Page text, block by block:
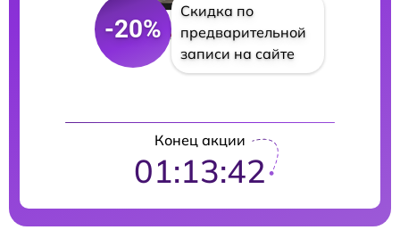
-20%
Скидка по
предварительной
записи на сайте
Конец акции
01:13:41